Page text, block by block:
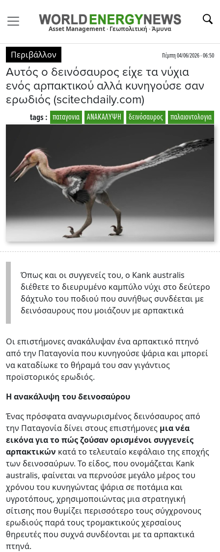
Asset Management · Γεωπολιτική · Άμυνα
Περιβάλλον Πέμπτη 04/06/2026 - 06:50
Αυτός ο δεινόσαυρος είχε τα νύχια
ενός αρπακτικού αλλά κυνηγούσε σαν
ερωδιός (scitechdaily.com)
παλαιοντολογια
δεινόσαυρος
ΑΝΑΚΑΛΥΨΗ
παταγονια
tags :
Όπως και οι συγγενείς του, ο Kank australis
διέθετε το διευρυμένο καμπύλο νύχι στο δεύτερο
δάχτυλο του ποδιού που συνήθως συνδέεται με
δεινόσαυρους που μοιάζουν με αρπακτικά
Οι επιστήμονες ανακάλυψαν ένα αρπακτικό πτηνό
από την Παταγονία που κυνηγούσε ψάρια και μπορεί
να καταδίωκε το θήραμά του σαν γιγάντιος
προϊστορικός ερωδιός.
Η ανακάλυψη του δεινοσαύρου
Ένας πρόσφατα αναγνωρισμένος δεινόσαυρος από
την Παταγονία δίνει στους επιστήμονες μια νέα
εικόνα για το πώς ζούσαν ορισμένοι συγγενείς
αρπακτικών κατά το τελευταίο κεφάλαιο της εποχής
των δεινοσαύρων. Το είδος, που ονομάζεται Kank
australis, φαίνεται να περνούσε μεγάλο μέρος του
χρόνου του κυνηγώντας ψάρια σε ποτάμια και
υγροτόπους, χρησιμοποιώντας μια στρατηγική
σίτισης που θυμίζει περισσότερο τους σύγχρονους
ερωδιούς παρά τους τρομακτικούς χερσαίους
θηρευτές που συχνά συνδέονται με τα αρπακτικά
πτηνά.